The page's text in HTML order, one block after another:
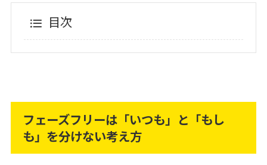
目次
フェーズフリーは「いつも」と「もし
も」を分けない考え方